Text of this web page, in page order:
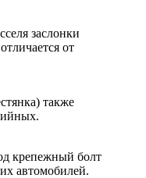
заслонки
от
также
крепежный болт
автомобилей.